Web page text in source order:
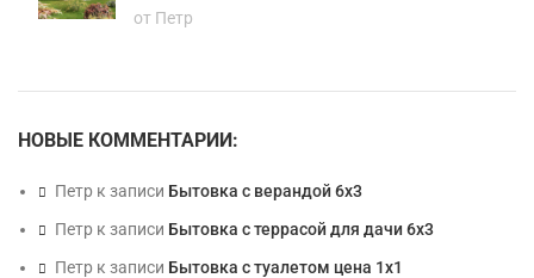
от Петр
НОВЫЕ КОММЕНТАРИИ:
Петр к записи Бытовка с верандой 6х3
Петр к записи Бытовка с террасой для дачи 6х3
Петр к записи Бытовка с туалетом цена 1х1